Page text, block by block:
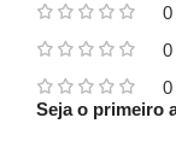
0
0
0
Seja o primeiro